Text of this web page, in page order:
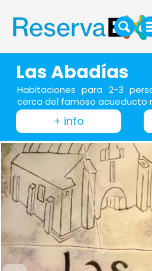
Las Abadías
Habitaciones para 2-3
cerca del famoso acueducto
+ info